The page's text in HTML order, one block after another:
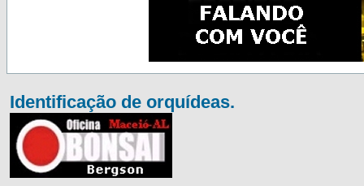
Identificação de orquídeas.